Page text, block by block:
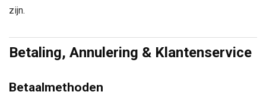
zijn.
Betaling, Annulering & Klantenservice
Betaalmethoden